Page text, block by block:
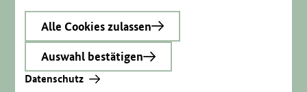
Alle Cookies zulassen
Auswahl bestätigen
Datenschutz